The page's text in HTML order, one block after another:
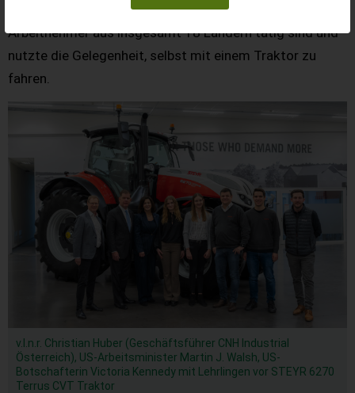
Die Delegation besichtigte das Werk, in dem 860
Arbeitnehmer aus insgesamt 18 Ländern tätig sind und
nutzte die Gelegenheit, selbst mit einem Traktor zu
fahren.
v.l.n.r. Christian Huber (Geschäftsführer CNH Industrial
Österreich), US-Arbeitsminister Martin J. Walsh, US-
Botschafterin Victoria Kennedy mit Lehrlingen vor STEYR 6270
Terrus CVT Traktor